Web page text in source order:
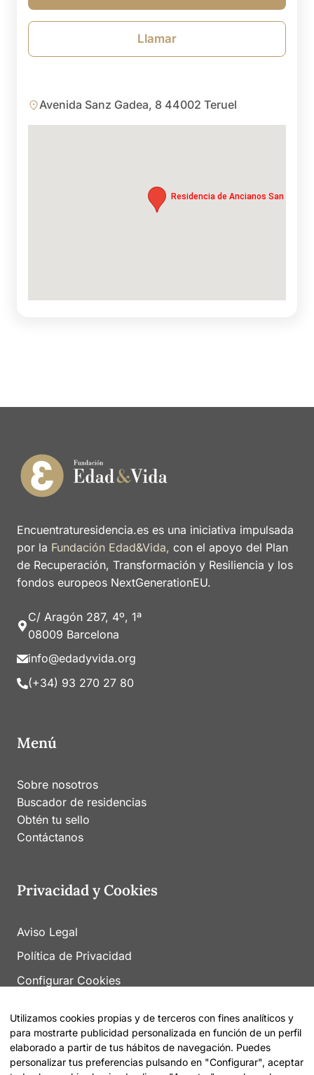
Llamar
Avenida Sanz Gadea, 8 44002 Teruel
Residencia de Ancianos San Pablo
Encuentraturesidencia.es es una iniciativa impulsada
por la Fundación Edad&Vida, con el apoyo del Plan
de Recuperación, Transformación y Resiliencia y los
fondos europeos NextGenerationEU.
C/ Aragón 287, 4º, 1ª
08009 Barcelona
info@edadyvida.org
(+34) 93 270 27 80
Menú
Sobre nosotros
Buscador de residencias
Obtén tu sello
Contáctanos
Privacidad y Cookies
Aviso Legal
Política de Privacidad
Configurar Cookies
Utilizamos cookies propias y de terceros con fines analíticos y
para mostrarte publicidad personalizada en función de un perfil
elaborado a partir de tus hábitos de navegación. Puedes
personalizar tus preferencias pulsando en "Configurar", aceptar